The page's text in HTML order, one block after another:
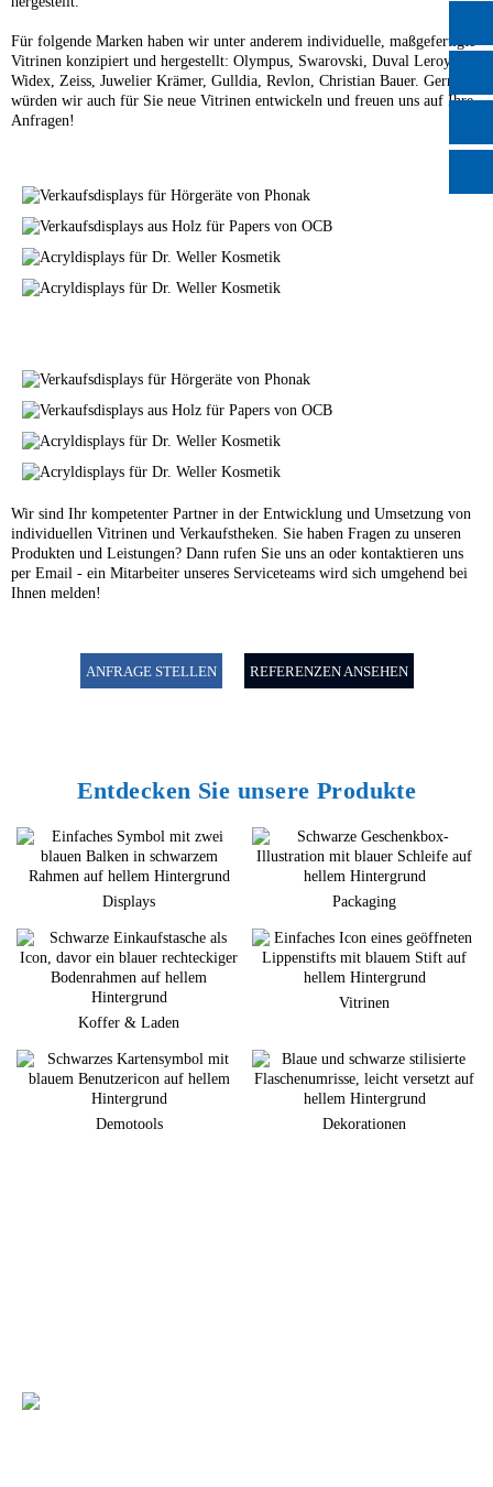
Für folgende Marken haben wir unter anderem individuelle, maßgefertigte
Vitrinen konzipiert und hergestellt: Olympus, Swarovski, Duval Leroy,
Widex, Zeiss, Juwelier Krämer, Gulldia, Revlon, Christian Bauer. Gerne
würden wir auch für Sie neue Vitrinen entwickeln und freuen uns auf Ihre
Anfragen!
Wir sind Ihr kompetenter Partner in der Entwicklung und Umsetzung von
individuellen Vitrinen und Verkaufstheken. Sie haben Fragen zu unseren
Produkten und Leistungen? Dann rufen Sie uns an oder kontaktieren uns
per Email - ein Mitarbeiter unseres Serviceteams wird sich umgehend bei
Ihnen melden!
ANFRAGE STELLEN REFERENZEN ANSEHEN
Entdecken Sie unsere Produkte
Displays Packaging
Koffer & Laden
Vitrinen
Demotools Dekorationen